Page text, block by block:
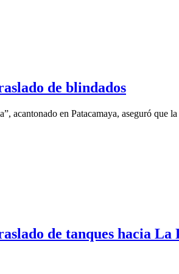
de blindados
acantonado en Patacamaya, aseguró
de tanques hacia La